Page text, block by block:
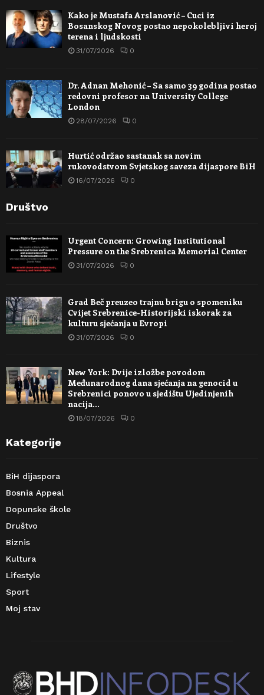
Kako je Mustafa Arslanović – Cuci iz
Bosanskog Novog postao nepokolebljivi heroj
terena i ljudskosti
31/07/2026 0
Dr. Adnan Mehonić – Sa samo 39 godina postao
redovni profesor na University College
London
28/07/2026 0
Hurtić održao sastanak sa novim
rukovodstvom Svjetskog saveza dijaspore BiH
16/07/2026 0
Društvo
Urgent Concern: Growing Institutional
Pressure on the Srebrenica Memorial Center
31/07/2026 0
Grad Beč preuzeo trajnu brigu o spomeniku
Cvijet Srebrenice-Historijski iskorak za
kulturu sjećanja u Evropi
31/07/2026 0
New York: Dvije izložbe povodom
Međunarodnog dana sjećanja na genocid u
Srebrenici ponovo u sjedištu Ujedinjenih
nacija…
18/07/2026 0
Kategorije
BiH dijaspora
Bosnia Appeal
Dopunske škole
Društvo
Biznis
Kultura
Lifestyle
Sport
Moj stav